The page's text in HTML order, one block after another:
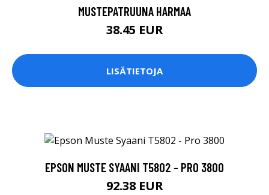
MUSTEPATRUUNA HARMAA
38.45 EUR
LISÄTIETOJA
EPSON MUSTE SYAANI T5802 - PRO 3800
92.38 EUR